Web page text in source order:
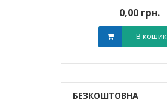
0,00 грн.
В кошик
БЕЗКОШТОВНА